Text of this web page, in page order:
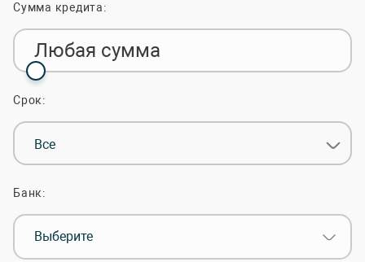
Сумма кредита:
Любая сумма
Срок:
Все
Банк:
Выберите